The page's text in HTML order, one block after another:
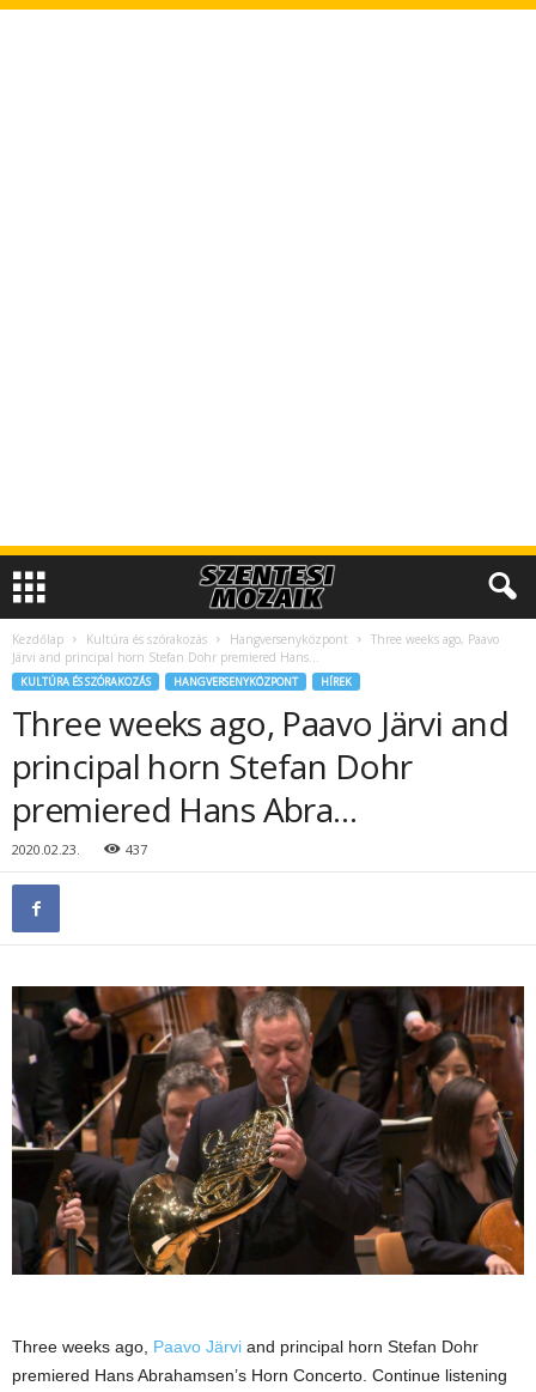
Kezdőlap Kultúra és szórakozás Hangversenyközpont
Three weeks ago, Paavo
Järvi and principal horn Stefan Dohr premiered Hans...
KULTÚRA ÉS SZÓRAKOZÁS HANGVERSENYKÖZPONT HÍREK
Three weeks ago, Paavo Järvi and
principal horn Stefan Dohr
premiered Hans Abra…
2020.02.23. 437
Three weeks ago, Paavo Järvi and principal horn Stefan Dohr
premiered Hans Abrahamsen’s Horn Concerto. Continue listening